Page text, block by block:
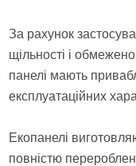
За рахунок
щільності і
панелі мають
експлуатаційних
Екопанелі
повністю